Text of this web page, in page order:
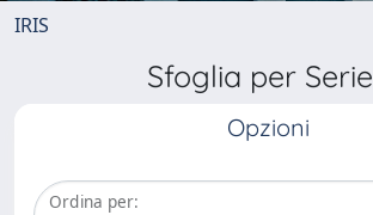
IRIS
Sfoglia per Serie
Opzioni
Ordina per: